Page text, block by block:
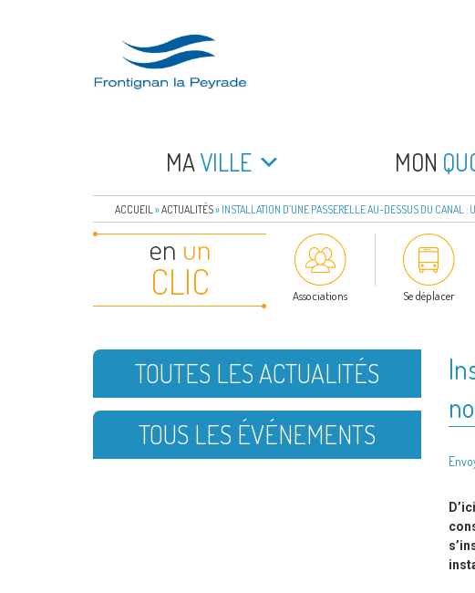
FRONTIGNAN LA
MAVILLE MON
ACCUEIL »ACTUALITÉS» INSTALLATION D’UNE PASSERELLE AU-DESSUS DU CANAL :
en un
CLIC Associations Se déplacer
TOUTES LES ACTUALITÉS
TOUS LES ÉVÉNEMENTS